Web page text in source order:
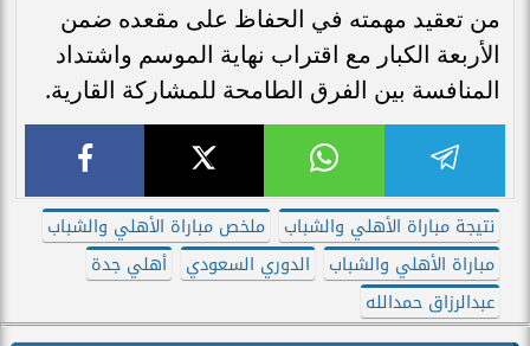
من تعقيد مهمته في الحفاظ على مقعده ضمن
الأربعة الكبار مع اقتراب نهاية الموسم واشتداد
المنافسة بين الفرق الطامحة للمشاركة القارية.
نتيجة مباراة الأهلي والشباب
ملخص مباراة الأهلي والشباب
مباراة الأهلي والشباب
الدوري السعودي
أهلي جدة
عبدالرزاق حمدالله